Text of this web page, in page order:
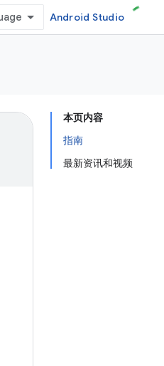
Android Studio
本页内容
指南
最新资讯和视频